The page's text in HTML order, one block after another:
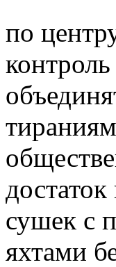
по
сушек с
яхтами